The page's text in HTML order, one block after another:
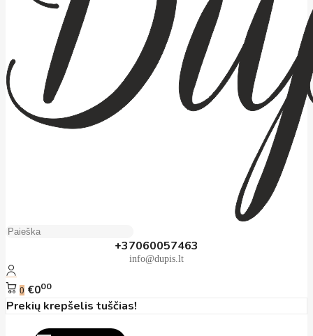
+37060057463
info@dupis.lt
0 €000
Prekių krepšelis tuščias!